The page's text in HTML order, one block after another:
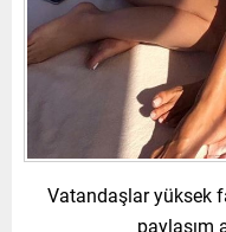
Vatandaşlar yüksek
paylaşım